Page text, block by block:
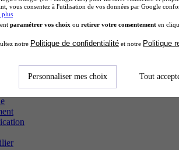
filière les plus
vous consentez à l'utilisation de vos données par Google
plus
paramétrer vos choix ou retirer votre consentement en
notre Politique de confidentialité et notre Politique
Personnaliser mes choix Tout